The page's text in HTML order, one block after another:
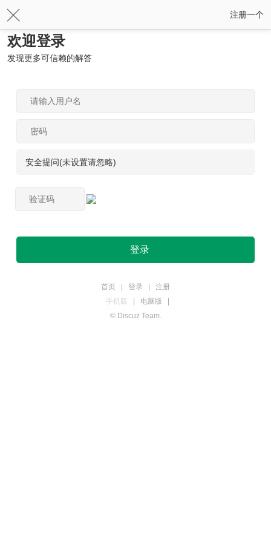
注册一个
欢迎登录
发现更多可信赖的解答
安全提问(未设置请忽略)
登录
首页 登录
注册
手机版
电脑版
© Discuz Team.